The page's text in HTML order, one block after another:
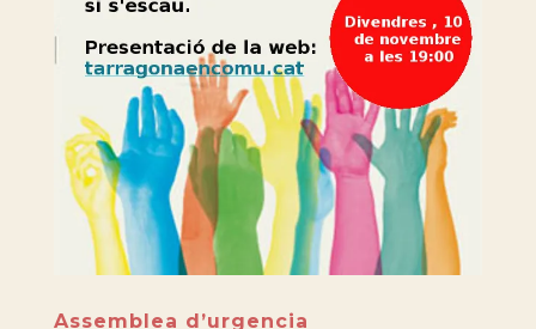
Assemblea d’urgencia